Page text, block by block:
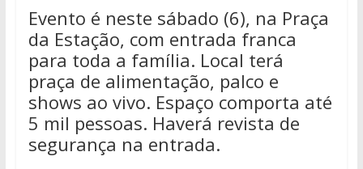
Evento é neste sábado (6), na Praça
da Estação, com entrada franca
para toda a família. Local terá
praça de alimentação, palco e
shows ao vivo. Espaço comporta até
5 mil pessoas. Haverá revista de
segurança na entrada.